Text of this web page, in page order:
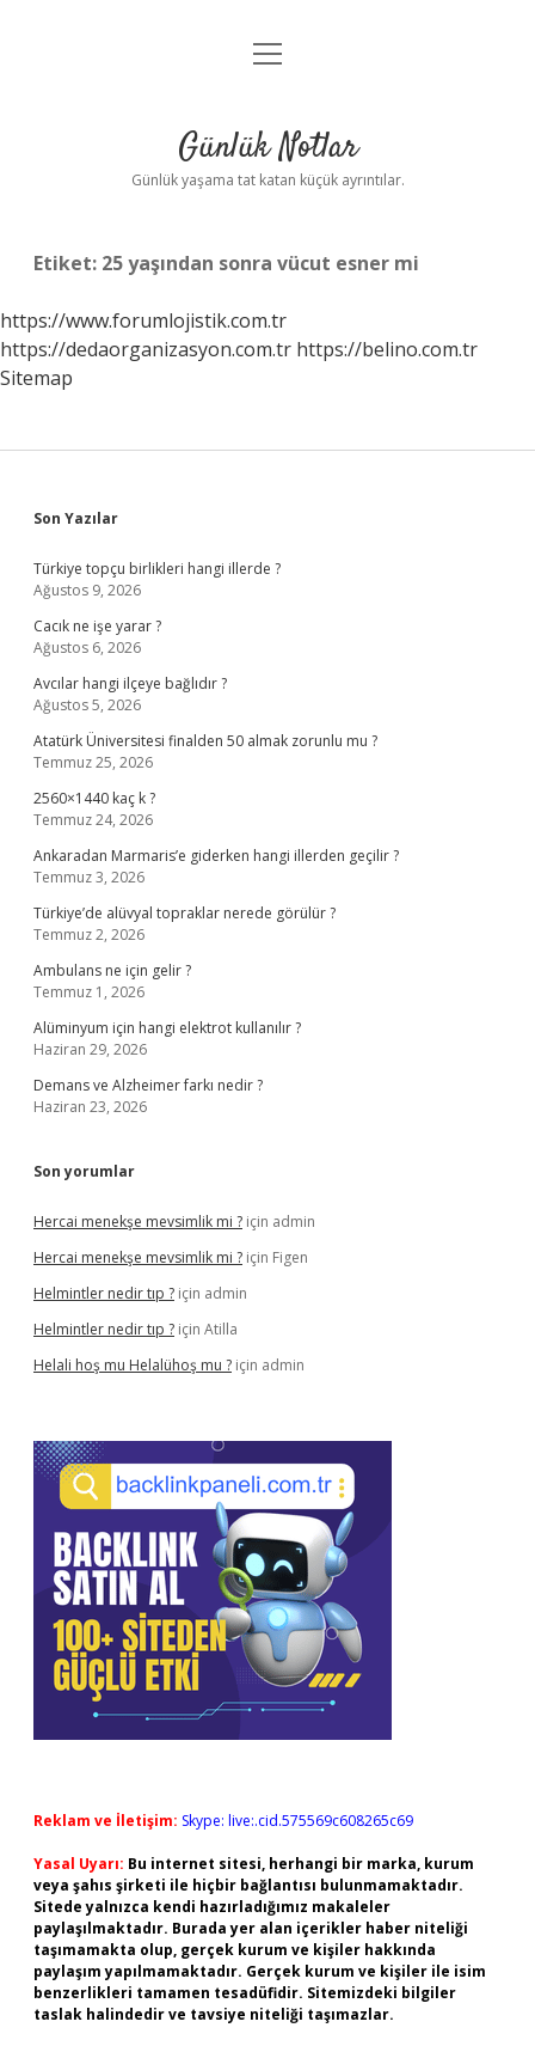
Anasayfa
Yasal Uyarı
menüyü
Günlük Notlar
Günlük yaşama tat katan küçük ayrıntılar.
Etiket: 25 yaşından sonra vücut esner mi
https://www.forumlojistik.com.tr
https://dedaorganizasyon.com.tr https://belino.com.tr
Sitemap
Sidebar
Son Yazılar
Türkiye topçu birlikleri hangi illerde ?
Ağustos 9, 2026
Cacık ne işe yarar ?
Ağustos 6, 2026
Avcılar hangi ilçeye bağlıdır ?
Ağustos 5, 2026
Atatürk Üniversitesi finalden 50 almak zorunlu mu ?
Temmuz 25, 2026
2560×1440 kaç k ?
Temmuz 24, 2026
Ankaradan Marmaris’e giderken hangi illerden geçilir ?
Temmuz 3, 2026
Türkiye’de alüvyal topraklar nerede görülür ?
Temmuz 2, 2026
Ambulans ne için gelir ?
Temmuz 1, 2026
Alüminyum için hangi elektrot kullanılır ?
Haziran 29, 2026
Demans ve Alzheimer farkı nedir ?
Haziran 23, 2026
Son yorumlar
Hercai menekşe mevsimlik mi ? için admin
Hercai menekşe mevsimlik mi ? için Figen
Helmintler nedir tıp ? için admin
Helmintler nedir tıp ? için Atilla
Helali hoş mu Helalühoş mu ? için admin
Reklam ve İletişim: Skype: live:.cid.575569c608265c69
Yasal Uyarı: Bu internet sitesi, herhangi bir marka, kurum
veya şahıs şirketi ile hiçbir bağlantısı bulunmamaktadır.
Sitede yalnızca kendi hazırladığımız makaleler
paylaşılmaktadır. Burada yer alan içerikler haber niteliği
taşımamakta olup, gerçek kurum ve kişiler hakkında
paylaşım yapılmamaktadır. Gerçek kurum ve kişiler ile isim
benzerlikleri tamamen tesadüfidir. Sitemizdeki bilgiler
taslak halindedir ve tavsiye niteliği taşımazlar.